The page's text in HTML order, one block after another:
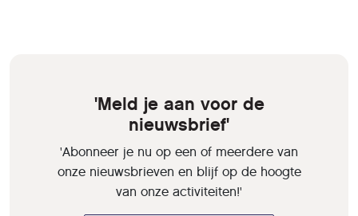
'Meld je aan voor de
nieuwsbrief'
'Abonneer je nu op een of meerdere van
onze nieuwsbrieven en blijf op de hoogte
van onze activiteiten!'